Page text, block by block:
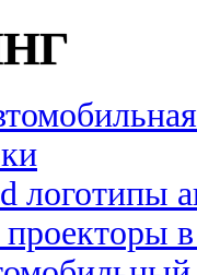
логотипы